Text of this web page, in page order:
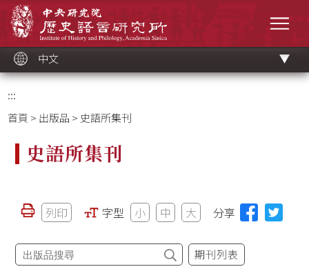
中文
:::
首頁 > 出版品 > 史語所集刊
史語所集刊
列印 字型 小 中 大 分享
期刊列表